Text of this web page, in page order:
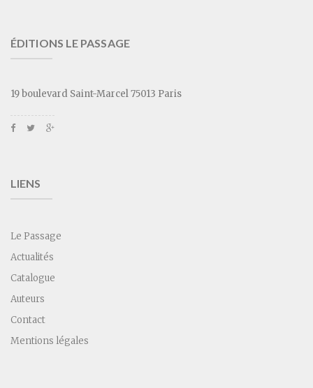
ÉDITIONS LE PASSAGE
19 boulevard Saint-Marcel 75013 Paris
LIENS
Le Passage
Actualités
Catalogue
Auteurs
Contact
Mentions légales